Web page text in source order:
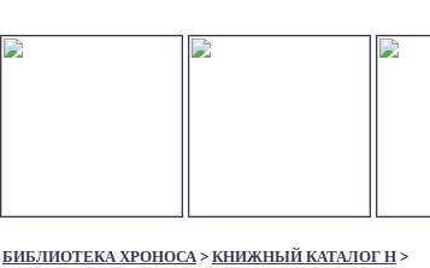
БИБЛИОТЕКА ХРОНОСА> КНИЖНЫЙ КАТАЛОГ Н >